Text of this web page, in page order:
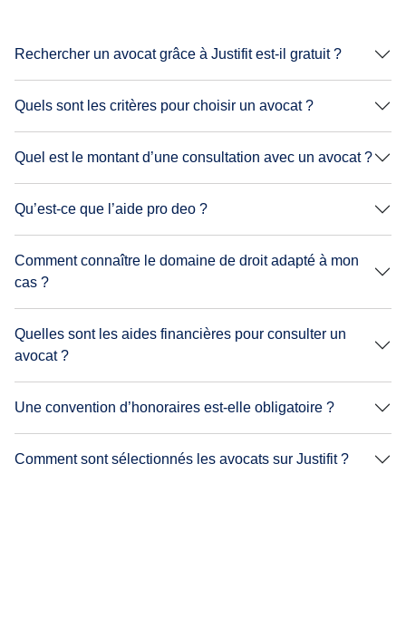
Rechercher un avocat grâce à Justifit est-il gratuit ?
Quels sont les critères pour choisir un avocat ?
Quel est le montant d’une consultation avec un avocat ?
Qu’est-ce que l’aide pro deo ?
Comment connaître le domaine de droit adapté à mon
cas ?
Quelles sont les aides financières pour consulter un
avocat ?
Une convention d’honoraires est-elle obligatoire ?
Comment sont sélectionnés les avocats sur Justifit ?